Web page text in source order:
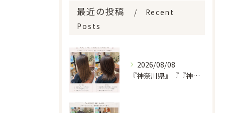
最近の投稿
Recent
Posts
2026/08/08
『神奈川県』『『神奈川県』『綾瀬市』『海老名市』『美容室』